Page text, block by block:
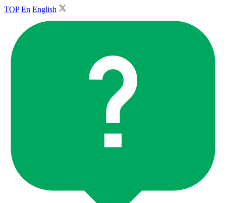
TOP En English